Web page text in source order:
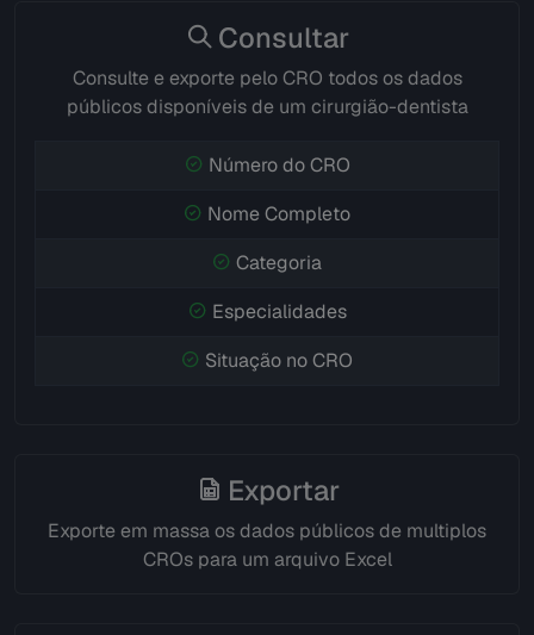
Consultar
Consulte e exporte pelo CRO todos os dados
públicos disponíveis de um cirurgião-dentista
Número do CRO
Nome Completo
Categoria
Especialidades
Situação no CRO
Exportar
Exporte em massa os dados públicos de multiplos
CROs para um arquivo Excel